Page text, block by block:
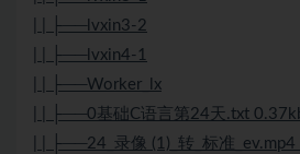
| | ├──lvxin3-2
| | ├──lvxin4-1
| | ├──Worker_lx
| | ├──0基础C语言第24天.txt
| | ├──24_录像 (1)_转_标准